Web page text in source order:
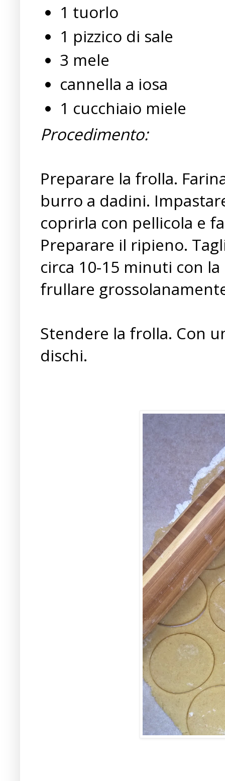
1 tuorlo
1 pizzico di sale
3 mele
cannella a iosa
1 cucchiaio miele
Procedimento:
Preparare la frolla.
burro a dadini.
coprirla con pellicola e
Preparare il ripieno.
circa 10-15 minuti con
frullare
Stendere la frolla. Con
dischi.